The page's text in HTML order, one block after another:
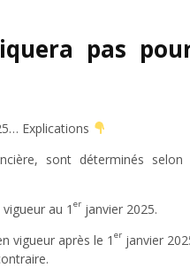
pas
Explications
sont déterminés
au 1 erjanvier 2025.
vigueur après le 1er janvier